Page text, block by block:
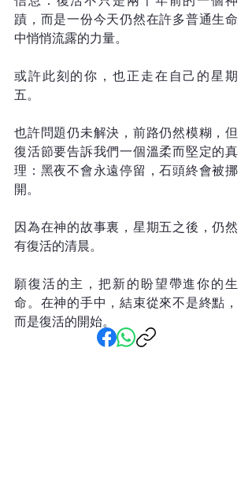
蹟，而是一份今天仍然在許多普通生命
中悄悄流露的力量。
或許此刻的你，也正走在自己的星期
五。
也許問題仍未解決，前路仍然模糊，但
復活節要告訴我們一個溫柔而堅定的真
理：黑夜不會永遠停留，石頭終會被挪
開。
因為在神的故事裏，星期五之後，仍然
有復活的清晨。
願復活的主，把新的盼望帶進你的生
命。在神的手中，結束從來不是終點，
而是復活的開始。